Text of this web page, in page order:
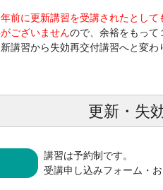
前に更新講習を受講されたとし
ございませんので、余裕をもって
講習から失効再交付講習へと変わ
更新・失
講習は予約制です。
受講申し込みフォーム・